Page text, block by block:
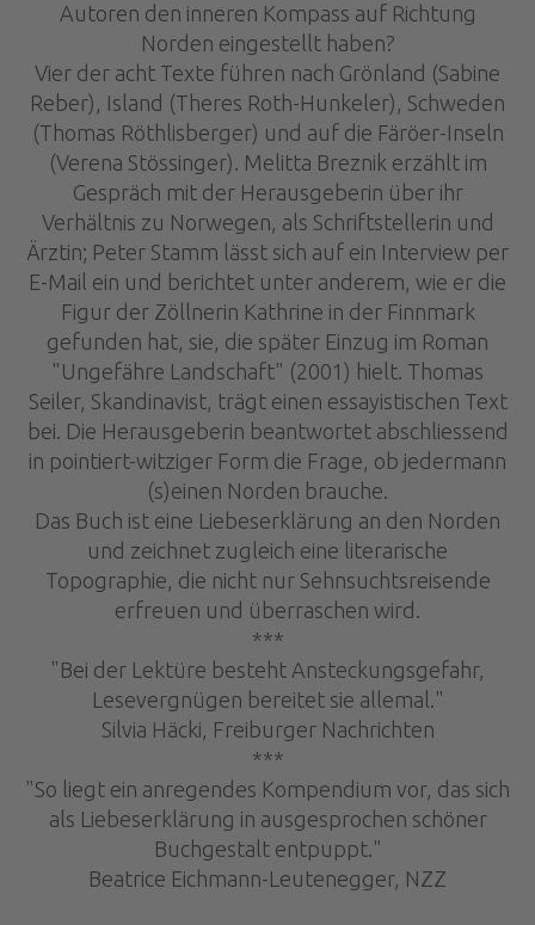
Autoren den inneren Kompass auf Richtung
Norden eingestellt haben?
Vier der acht Texte führen nach Grönland (Sabine
Reber), Island (Theres Roth-Hunkeler), Schweden
(Thomas Röthlisberger) und auf die Färöer-Inseln
(Verena Stössinger). Melitta Breznik erzählt im
Gespräch mit der Herausgeberin über ihr
Verhältnis zu Norwegen, als Schriftstellerin und
Ärztin; Peter Stamm lässt sich auf ein Interview per
E-Mail ein und berichtet unter anderem, wie er die
Figur der Zöllnerin Kathrine in der Finnmark
gefunden hat, sie, die später Einzug im Roman
"Ungefähre Landschaft" (2001) hielt. Thomas
Seiler, Skandinavist, trägt einen essayistischen Text
bei. Die Herausgeberin beantwortet abschliessend
in pointiert-witziger Form die Frage, ob jedermann
(s)einen Norden brauche.
Das Buch ist eine Liebeserklärung an den Norden
und zeichnet zugleich eine literarische
Topographie, die nicht nur Sehnsuchtsreisende
erfreuen und überraschen wird.
***
"Bei der Lektüre besteht Ansteckungsgefahr,
Lesevergnügen bereitet sie allemal."
Silvia Häcki, Freiburger Nachrichten
***
"So liegt ein anregendes Kompendium vor, das sich
als Liebeserklärung in ausgesprochen schöner
Buchgestalt entpuppt."
Beatrice Eichmann-Leutenegger, NZZ